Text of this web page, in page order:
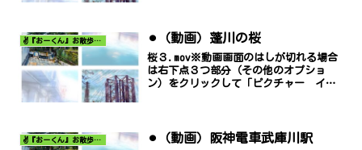
✌️『おーくん』お散歩日記〜どんな出会いがあるだろう〜 ⚫︎（動画）蓬川の桜
桜３.mov※動画画面のはしが切れる場合
は右下点３つ部分（その他のオプショ
ン）をクリックして「ピクチャー イ
✌️『おーくん』お散歩日記〜どんな出会いがあるだろう〜 ⚫︎（動画）阪神電車武庫川駅